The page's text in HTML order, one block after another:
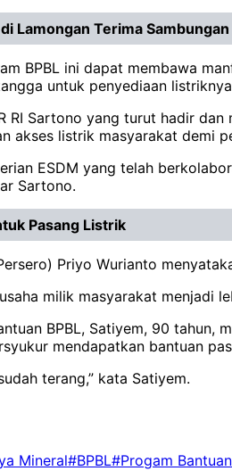
Lamongan Terima
BPBL ini dapat membawa
untuk penyediaan
RI Sartono yang turut hadir
akses listrik masyarakat demi
ESDM yang telah
Sartono.
Pasang Listrik
Priyo Wurianto
milik masyarakat menjadi
BPBL, Satiyem, 90
mendapatkan bantuan
terang,” kata Satiyem.
Mineral#BPBL#Progam